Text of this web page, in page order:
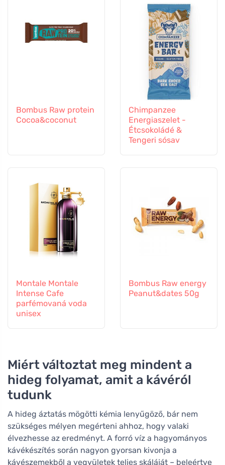
Bombus Raw protein
Cocoa&coconut
Chimpanzee
Energiaszelet -
Étcsokoládé &
Tengeri sósav
Montale Montale
Intense Cafe
parfémovaná voda
unisex
Bombus Raw energy
Peanut&dates 50g
Miért változtat meg mindent a
hideg folyamat, amit a kávéról
tudunk
A hideg áztatás mögötti kémia lenyűgöző, bár nem
szükséges mélyen megérteni ahhoz, hogy valaki
élvezhesse az eredményt. A forró víz a hagyományos
kávékészítés során nagyon gyorsan kivonja a
kávészemekből a vegyületek teljes skáláját – beleértve